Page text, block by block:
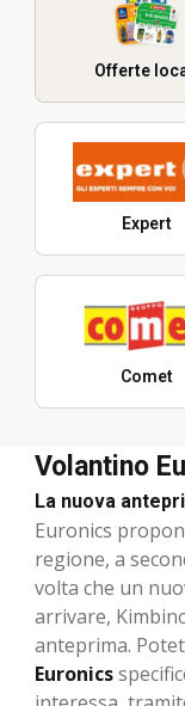
Offerte
Expert
Comet
Volantino
La nuova
Euronics
regione, a
volta che un
arrivare,
anteprima.
Euronics